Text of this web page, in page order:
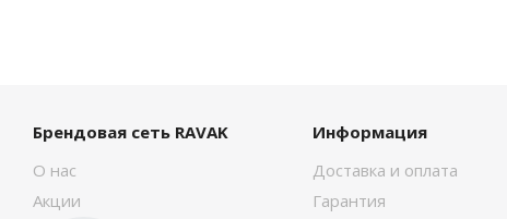
Брендовая сеть RAVAK
О нас
Акции
Информация
Доставка и оплата
Гарантия